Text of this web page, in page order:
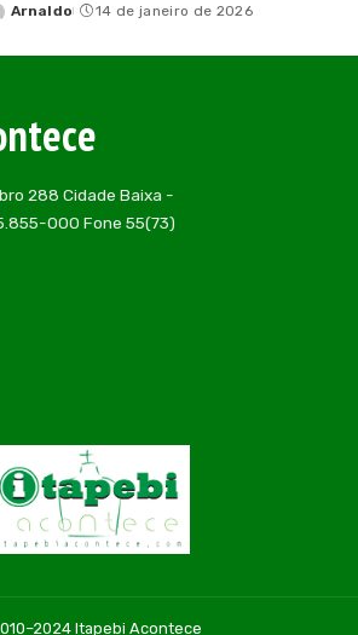
Arnaldo 14 de janeiro de 2026
288 Cidade Baixa -
000 Fone 55(73)
Itapebi Acontece